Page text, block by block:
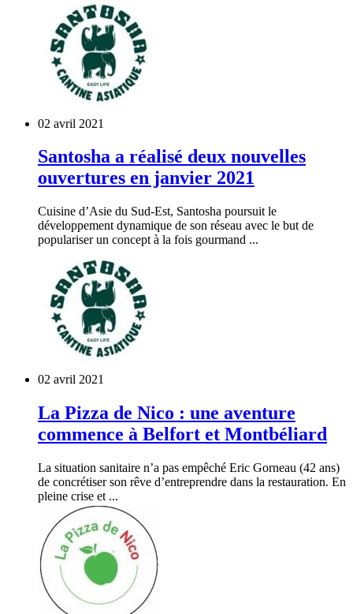
02 avril 2021
Santosha a réalisé deux nouvelles
ouvertures en janvier 2021
Cuisine d’Asie du Sud-Est, Santosha poursuit le
développement dynamique de son réseau avec le but de
populariser un concept à la fois gourmand ...
02 avril 2021
La Pizza de Nico : une aventure
commence à Belfort et Montbéliard
La situation sanitaire n’a pas empêché Eric Gorneau (42 ans)
de concrétiser son rêve d’entreprendre dans la restauration. En
pleine crise et ...